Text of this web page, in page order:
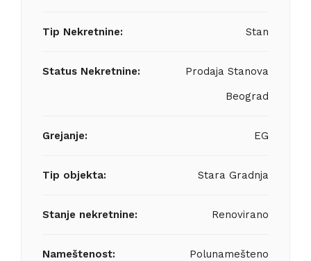
Tip Nekretnine: Stan
Status Nekretnine:
Prodaja Stanova
Beograd
Grejanje: EG
Tip objekta: Stara Gradnja
Stanje nekretnine: Renovirano
Nameštenost: Polunamešteno